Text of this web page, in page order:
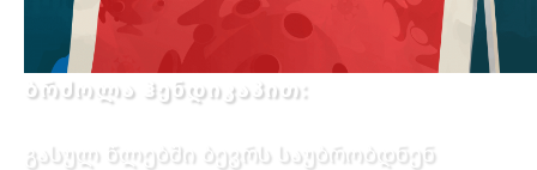
ბრძოლა ჰენდიკაპით:
გასულ წლებში ბევრს საუბრობდნენ